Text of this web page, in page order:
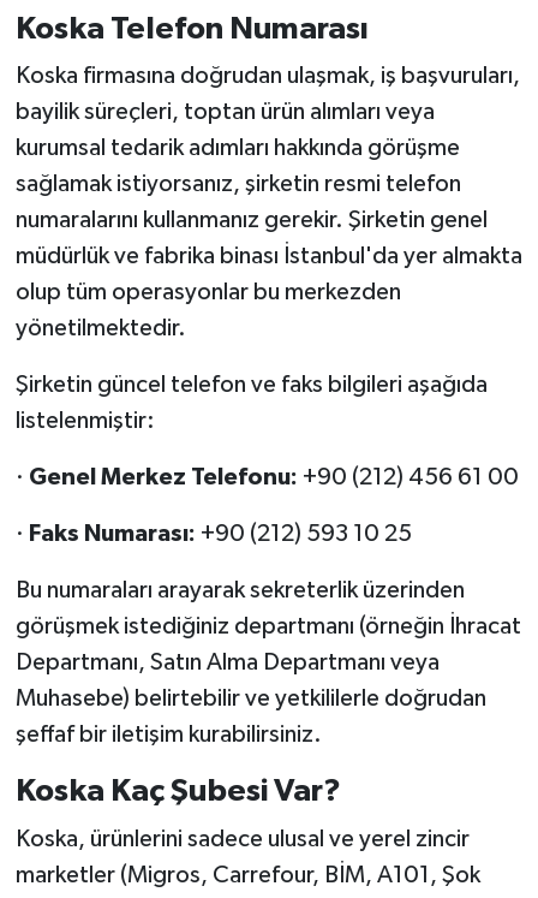
Koska Telefon Numarası
Koska firmasına doğrudan ulaşmak, iş başvuruları,
bayilik süreçleri, toptan ürün alımları veya
kurumsal tedarik adımları hakkında görüşme
sağlamak istiyorsanız, şirketin resmi telefon
numaralarını kullanmanız gerekir. Şirketin genel
müdürlük ve fabrika binası İstanbul'da yer almakta
olup tüm operasyonlar bu merkezden
yönetilmektedir.
Şirketin güncel telefon ve faks bilgileri aşağıda
listelenmiştir:
· Genel Merkez Telefonu: +90 (212) 456 61 00
· Faks Numarası: +90 (212) 593 10 25
Bu numaraları arayarak sekreterlik üzerinden
görüşmek istediğiniz departmanı (örneğin İhracat
Departmanı, Satın Alma Departmanı veya
Muhasebe) belirtebilir ve yetkililerle doğrudan
şeffaf bir iletişim kurabilirsiniz.
Koska Kaç Şubesi Var?
Koska, ürünlerini sadece ulusal ve yerel zincir
marketler (Migros, Carrefour, BİM, A101, Şok